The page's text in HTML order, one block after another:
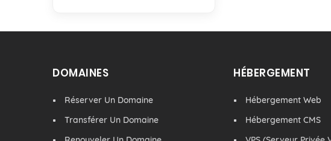
DOMAINES
Réserver Un Domaine
Transférer Un Domaine
HÉBERGEMENT
Hébergement Web
Hébergement CMS